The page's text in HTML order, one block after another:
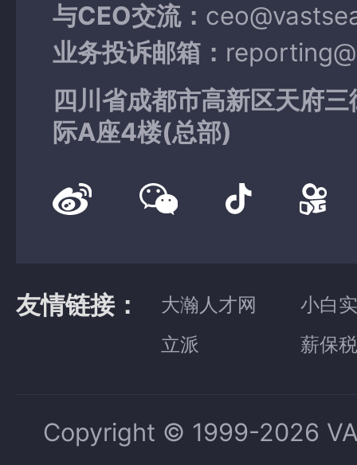
与CEO交流：
业务投诉邮箱：
四川省成都市高新区天府
际A座4楼(总部)
友情链接： 大瀚人才网
小白
立派
薪保税
Copyright © 1999-2026